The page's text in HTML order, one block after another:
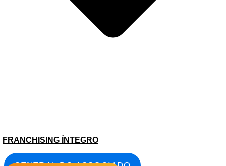
NÚMEROS DO SETOR
FRANCHISING ÍNTEGRO